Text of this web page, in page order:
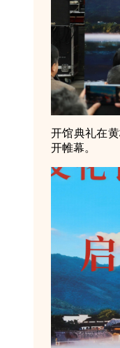
开馆典礼在
开帷幕。